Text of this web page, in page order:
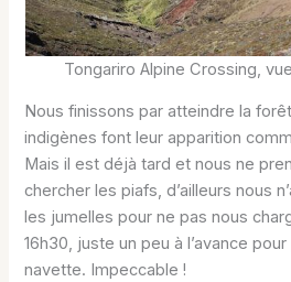
Tongariro Alpine Crossing,
Nous finissons par atteindre la
indigènes font leur apparition
Mais il est déjà tard et nous ne
chercher les piafs, d’ailleurs nous
les jumelles pour ne pas nous
16h30, juste un peu à l’avance
navette. Impeccable !